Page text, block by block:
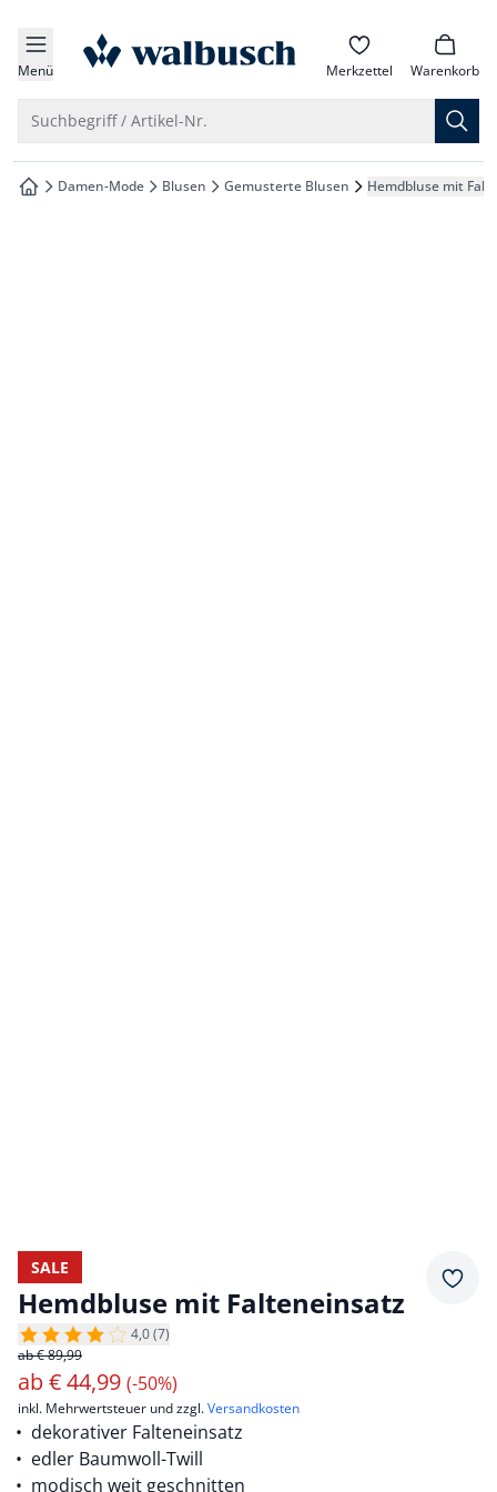
springen
springen
springen
springen
Menü zur Startseite Merkzettel Warenkorb
Suchbegriff / Artikel-Nr.
zur Startseite
Damen-Mode Blusen Gemusterte Blusen Hemdbluse mit
SALE
Hemdbluse mit Falteneinsatz
4,0 (7)
ab € 89,99
ab€44,99 (-50%)
inkl. Mehrwertsteuer und zzgl.Versandkosten
dekorativer Falteneinsatz
edler Baumwoll-Twill
modisch weit geschnitten